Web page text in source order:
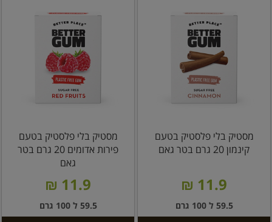
מסטיק בלי פלסטיק בטעם
קינמון 20 גרם בטר גאם
11.9 ₪
59.5 ל 100 גרם
מסטיק בלי פלסטיק בטעם
פירות אדומים 20 גרם בטר
גאם
11.9 ₪
59.5 ל 100 גרם